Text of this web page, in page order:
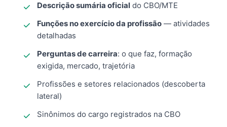
Descrição sumária oficial do CBO/MTE
Funções no exercício da profissão — atividades
detalhadas
Perguntas de carreira: o que faz, formação
exigida, mercado, trajetória
Profissões e setores relacionados (descoberta
lateral)
Sinônimos do cargo registrados na CBO